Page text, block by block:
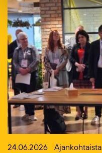
24.06.2026 Ajankohtaista